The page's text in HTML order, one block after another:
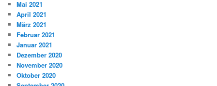
Mai 2021
April 2021
März 2021
Februar 2021
Januar 2021
Dezember 2020
November 2020
Oktober 2020